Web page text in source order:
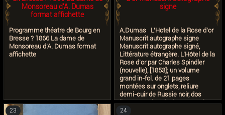
Cuisine. L’auberge sera le cadre
de l’arrestation d’Andréa
Cavalcanti dans le Comte de
Monte Cristo en 1846. Dans le
Bibliothèque Guy Bigorie
Monsoreau d'A. Dumas
format affichette
Programme théatre de Bourg en
Bresse ? 1866 La dame de
Monsoreau d'A. Dumas format
affichette
signe
A.Dumas L'Hotel de la Rose d'or
Manuscrit autographe signe
Manuscrit autographe signé,
Littérature étrangère. L'Hôtel de la
Rose d'or par Charles Spindler
(nouvelle), [1853]; un volume
grand in-fol. de 21 pages
montées sur onglets, reliure
demi-cuir de Russie noir, dos
lisse avec titre doré. Manuscrit
complet de cette traduction d'une
23 24